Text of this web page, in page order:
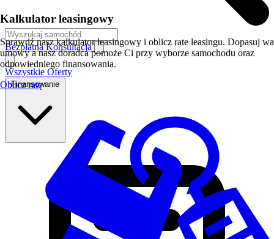
Bezpłatna Konsultacja
Wszystkie Oferty
Finansowanie
Kalkulator leasingowy
Sprawdź nasz kalkulator leasingowy i oblicz rate leasingu. Dopasuj
umowy a nasz doradca pomoże Ci przy wyborze samochodu oraz
odpowiedniego finansowania.
Oblicz ratę